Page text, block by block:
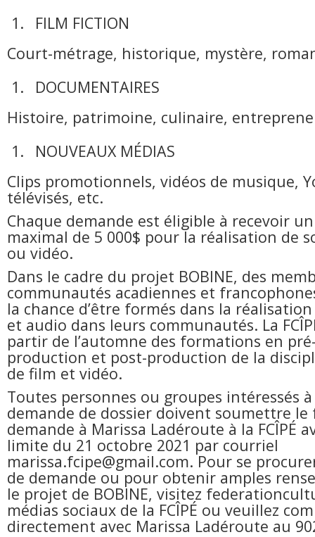
FILM FICTION
Court-métrage, historique, mystère,
DOCUMENTAIRES
Histoire, patrimoine, culinaire,
NOUVEAUX MÉDIAS
Clips promotionnels, vidéos de musique,
télévisés, etc.
Chaque demande est éligible à recevoir
maximal de 5 000$ pour la réalisation de
ou vidéo.
Dans le cadre du projet BOBINE, des
communautés acadiennes et
la chance d’être formés dans la
et audio dans leurs communautés. La
partir de l’automne des formations en
production et post-production de la
de film et vidéo.
Toutes personnes ou groupes intéressés
demande de dossier doivent soumettre
demande à Marissa Ladéroute à la FCÎPÉ
limite du 21 octobre 2021 par courriel
marissa.fcipe@gmail.com. Pour se
de demande ou pour obtenir amples
le projet de BOBINE, visitez
médias sociaux de la FCÎPÉ ou veuillez
directement avec Marissa Ladéroute au